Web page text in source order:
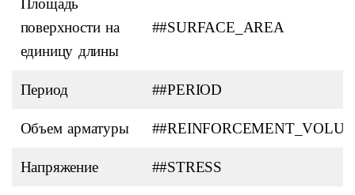
Площадь
поверхности на
единицу длины
##SURFACE_AREA
Период ##PERIOD
Объем арматуры
Напряжение ##STRESS